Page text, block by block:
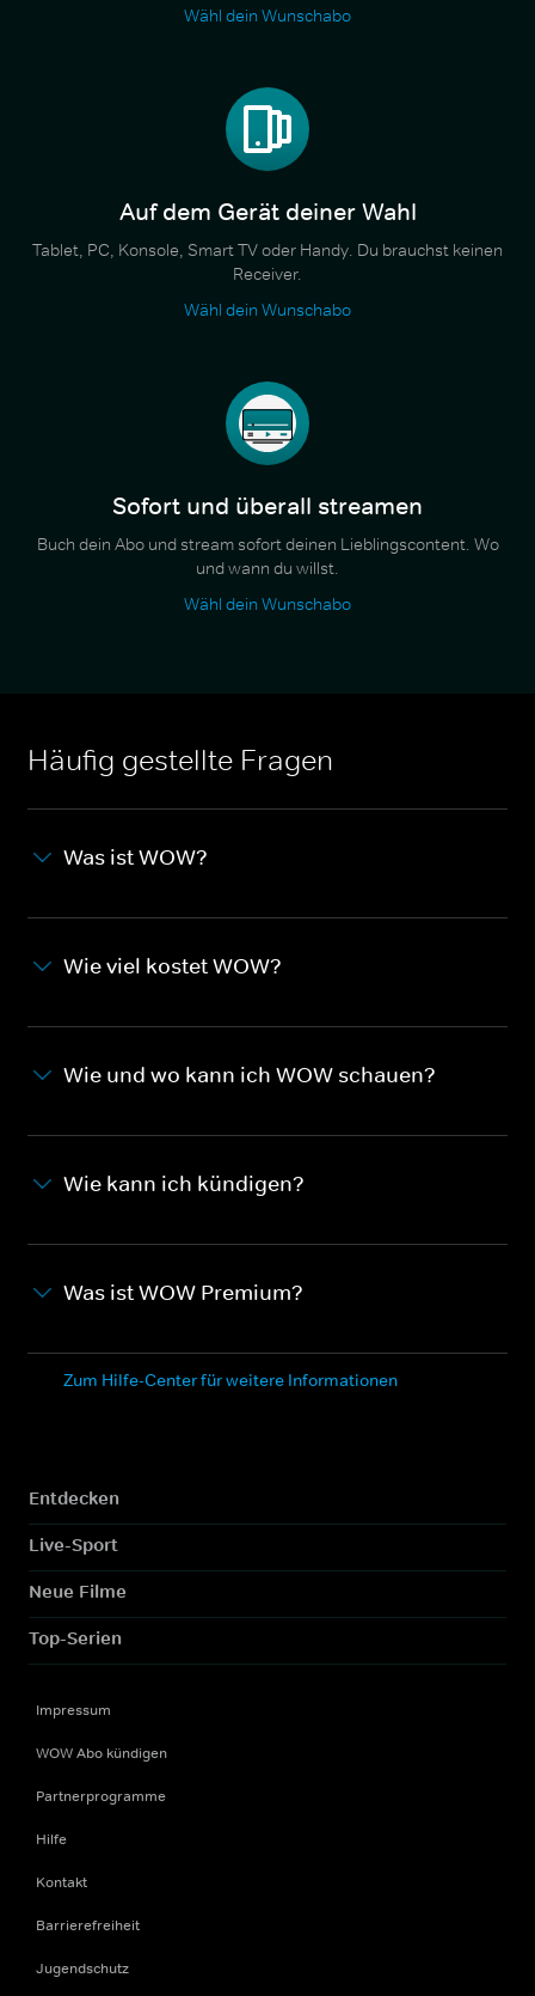
Wähl dein Wunschabo
Auf dem Gerät deiner Wahl
Tablet, PC, Konsole, Smart TV oder Handy. Du brauchst keinen
Receiver.
Wähl dein Wunschabo
Sofort und überall streamen
Buch dein Abo und stream sofort deinen Lieblingscontent. Wo
und wann du willst.
Wähl dein Wunschabo
Häufig gestellte Fragen
Was ist WOW?
Wie viel kostet WOW?
Wie und wo kann ich WOW schauen?
Wie kann ich kündigen?
Was ist WOW Premium?
Zum Hilfe-Center für weitere Informationen
Entdecken
Live-Sport
Neue Filme
Top-Serien
Impressum
WOW Abo kündigen
Partnerprogramme
Hilfe
Kontakt
Barrierefreiheit
Jugendschutz